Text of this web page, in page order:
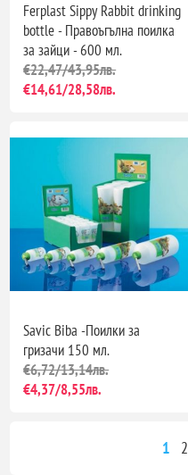
Ferplast Sippy Rabbit drinking
bottle - Правоъгълна поилка
за зайци - 600 мл.
€22,47/43,95лв.
€14,61/28,58лв.
Savic Biba -Поилки за
гризачи 150 мл.
€6,72/13,14лв.
€4,37/8,55лв.
1 2